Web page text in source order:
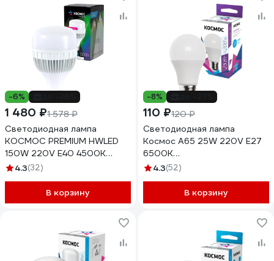
-6%
1 480 ₽1 578 ₽
Светодиодная лампа
КОСМОС PREMIUM HWLED
150W 220V E40 4500K
KHWLED150WE4045
4.3(32)
В корзину
-8%
110 ₽120 ₽
Светодиодная лампа
Космос А65 25W 220V E27
6500K
LkecLED25wA65E2765
4.3(52)
В корзину